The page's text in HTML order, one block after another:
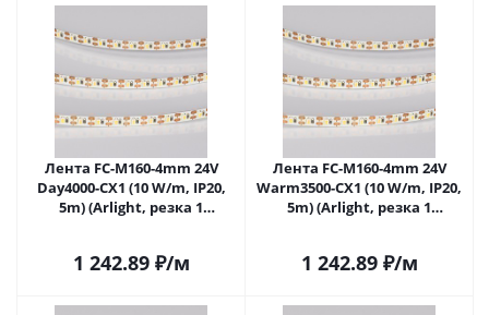
Лента FC-M160-4mm 24V
Day4000-CX1 (10 W/m, IP20,
5m) (Arlight, резка 1
1 242.89₽/м
Лента FC-M160-4mm 24V
Warm3500-CX1 (10 W/m, IP20,
5m) (Arlight, резка 1
1 242.89₽/м